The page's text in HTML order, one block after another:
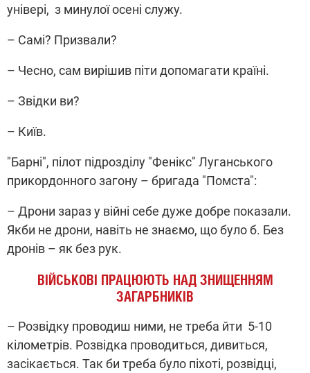
універі, з минулої осені служу.
– Самі? Призвали?
– Чесно, сам вирішив піти допомагати країні.
– Звідки ви?
– Київ.
"Барні", пілот підрозділу "Фенікс" Луганського
прикордонного загону – бригада "Помста":
– Дрони зараз у війні себе дуже добре показали.
Якби не дрони, навіть не знаємо, що було б. Без
дронів – як без рук.
ВІЙСЬКОВІ ПРАЦЮЮТЬ НАД ЗНИЩЕННЯМ
ЗАГАРБНИКІВ
– Розвідку проводиш ними, не треба йти 5-10
кілометрів. Розвідка проводиться, дивиться,
засікається. Так би треба було піхоті, розвідці,